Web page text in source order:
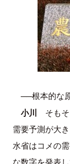
──根本的な
小川 そも
需要予測が大
水省はコメの
な数字を発表